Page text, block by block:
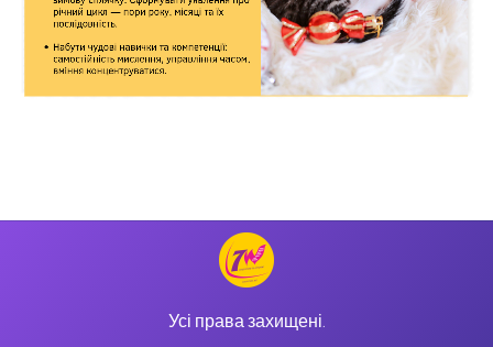
Усі права захищені.